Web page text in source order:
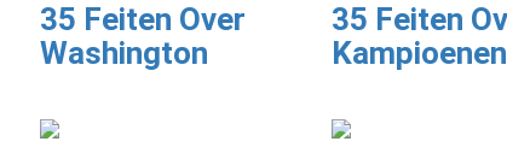
35 Feiten Over
Washington
35 Feiten
Kampioenen